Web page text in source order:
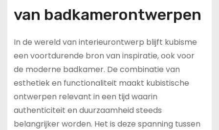
van badkamerontwerpen
In de wereld van interieurontwerp blijft kubisme
een voortdurende bron van inspiratie, ook voor
de moderne badkamer. De combinatie van
esthetiek en functionaliteit maakt kubistische
ontwerpen relevant in een tijd waarin
authenticiteit en duurzaamheid steeds
belangrijker worden. Het is deze spanning tussen